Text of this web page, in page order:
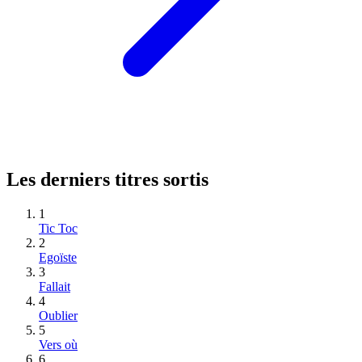
Les derniers titres sortis
1
Tic Toc
2
Egoïste
3
Fallait
4
Oublier
5
Vers où
6